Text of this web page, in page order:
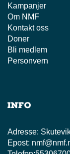
Kampanjer
Om NMF
Kontakt oss
Doner
Bli medlem
Personvern
Info
Adresse:
Epost: